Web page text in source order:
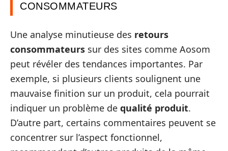
CONSOMMATEURS
Une analyse minutieuse des retours
consommateurs sur des sites comme Aosom
peut révéler des tendances importantes. Par
exemple, si plusieurs clients soulignent une
mauvaise finition sur un produit, cela pourrait
indiquer un problème de qualité produit.
D’autre part, certains commentaires peuvent se
concentrer sur l’aspect fonctionnel,